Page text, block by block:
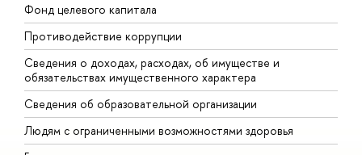
Фонд целевого капитала
Противодействие коррупции
Сведения о доходах, расходах, об имуществе и
обязательствах имущественного характера
Сведения об образовательной организации
Людям с ограниченными возможностями здоровья